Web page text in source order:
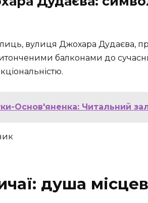
вулиця Джохара Дудаєва,
балконами до
Основ'яненка: Читальний
душа